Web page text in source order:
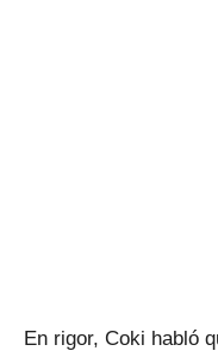
En rigor, Coki habló